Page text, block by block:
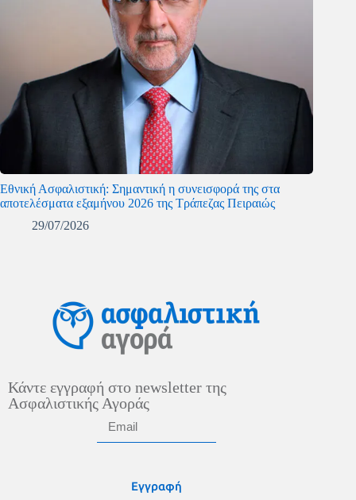
Εθνική Ασφαλιστική: Σημαντική η συνεισφορά της στα
αποτελέσματα εξαμήνου 2026 της Τράπεζας Πειραιώς
29/07/2026
Κάντε εγγραφή στο newsletter της
Ασφαλιστικής Αγοράς
Εγγραφή